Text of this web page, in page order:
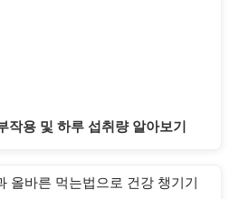
작용 및 하루 섭취량 알아보기